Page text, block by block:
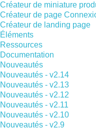
Créateur de miniature
Créateur de page
Créateur de landing page
Éléments
Ressources
Documentation
Nouveautés
Nouveautés - v2.14
Nouveautés - v2.13
Nouveautés - v2.12
Nouveautés - v2.11
Nouveautés - v2.10
Nouveautés - v2.9